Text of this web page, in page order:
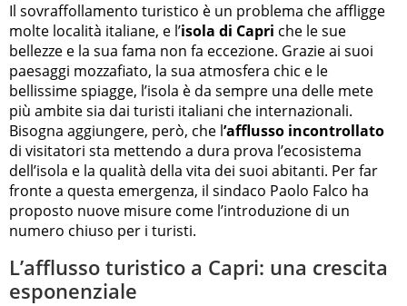
Il sovraffollamento turistico è un problema che affligge
molte località italiane, e l’isola di Capri che le sue
bellezze e la sua fama non fa eccezione. Grazie ai suoi
paesaggi mozzafiato, la sua atmosfera chic e le
bellissime spiagge, l’isola è da sempre una delle mete
più ambite sia dai turisti italiani che internazionali.
Bisogna aggiungere, però, che l’afflusso incontrollato
di visitatori sta mettendo a dura prova l’ecosistema
dell’isola e la qualità della vita dei suoi abitanti. Per far
fronte a questa emergenza, il sindaco Paolo Falco ha
proposto nuove misure come l’introduzione di un
numero chiuso per i turisti.
L’afflusso turistico a Capri: una crescita
esponenziale